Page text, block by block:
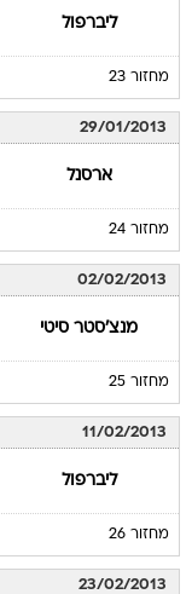
ליברפול
מחזור 23
29/01/2013
ארסנל
מחזור 24
02/02/2013
מנצ'סטר סיטי
מחזור 25
11/02/2013
ליברפול
מחזור 26
23/02/2013